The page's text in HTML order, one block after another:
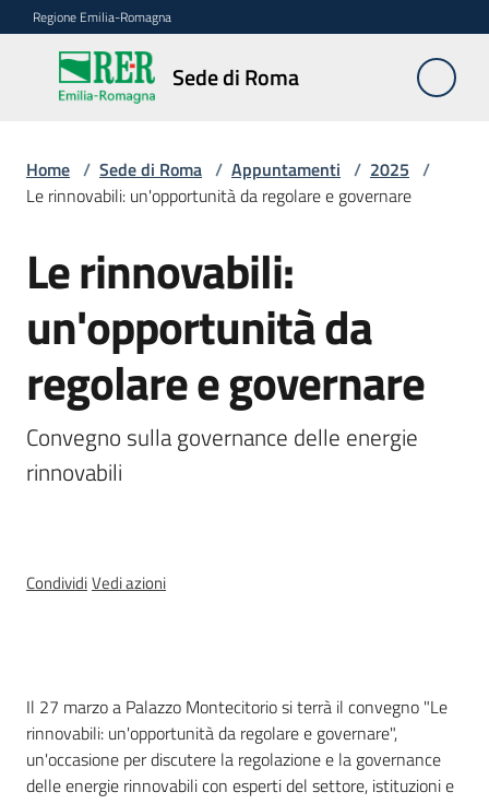
Vai al contenuto
Vai alla navigazione
Vai al footer
Regione Emilia-Romagna
Sede di Roma
Sede
di
della
interistituzionali
Newsletter
Home / Sede di Roma / Appuntamenti / 2025 /
Le rinnovabili: un'opportunità da regolare e governare
Salta al contenuto
Le rinnovabili:
un'opportunità da
regolare e governare
Convegno sulla governance delle energie
rinnovabili
CondividiVedi azioni
Cos'è
Il 27 marzo a Palazzo Montecitorio si terrà il convegno "Le
rinnovabili: un'opportunità da regolare e governare",
un'occasione per discutere la regolazione e la governance
delle energie rinnovabili con esperti del settore, istituzioni e